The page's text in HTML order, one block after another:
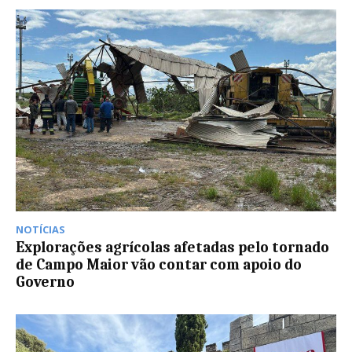
NOTÍCIAS
Explorações agrícolas afetadas pelo tornado
de Campo Maior vão contar com apoio do
Governo